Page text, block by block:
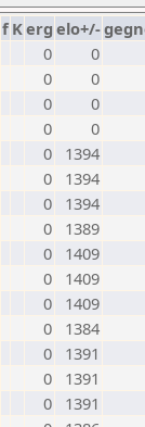
f Kerg elo+/-
0
0
0
0
0
0
0
0
0
1394
0
1394
0
1394
0
1389
0
1409
0
1409
0
1409
0
1384
0
1391
0
1391
0
1391